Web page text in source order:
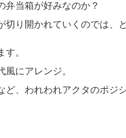
弁当箱が好みなのか？
り開かれていくのでは、
。
にアレンジ。
、われわれアクタのポジ